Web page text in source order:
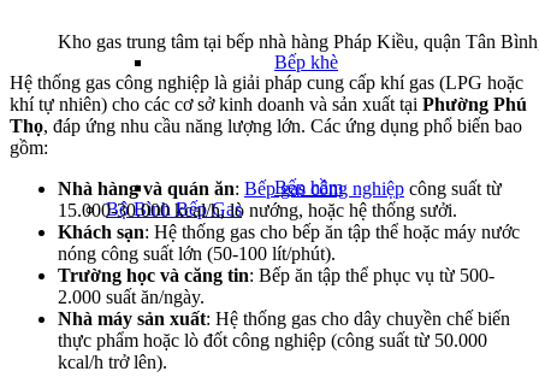
Bếp khè
Bếp hầm
Bộ Bình Bếp Gas
Kho gas trung tâm tại bếp nhà hàng Pháp Kiều, quận Tân
Hệ thống gas công nghiệp là giải pháp cung cấp khí gas (LPG hoặc
khí tự nhiên) cho các cơ sở kinh doanh và sản xuất tại Phường Phú
Thọ, đáp ứng nhu cầu năng lượng lớn. Các ứng dụng phổ biến bao
gồm:
Nhà hàng và quán ăn: Bếp gas công nghiệp công suất từ
15.000-30.000 kcal/h, lò nướng, hoặc hệ thống sưởi.
Khách sạn: Hệ thống gas cho bếp ăn tập thể hoặc máy nước
nóng công suất lớn (50-100 lít/phút).
Trường học và căng tin: Bếp ăn tập thể phục vụ từ 500-
2.000 suất ăn/ngày.
Nhà máy sản xuất: Hệ thống gas cho dây chuyền chế biến
thực phẩm hoặc lò đốt công nghiệp (công suất từ 50.000
kcal/h trở lên).